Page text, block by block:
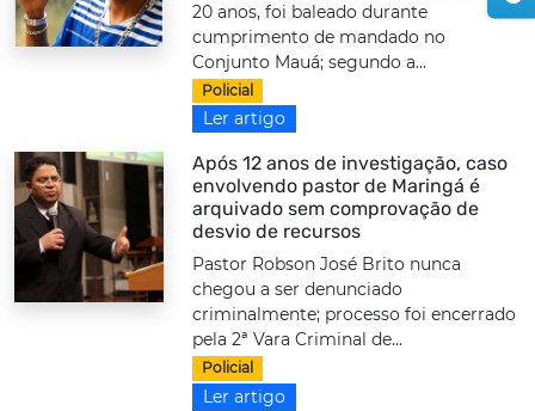
20 anos, foi baleado durante
cumprimento de mandado no
Conjunto Mauá; segundo a...
Policial
Ler artigo
Após 12 anos de investigação, caso
envolvendo pastor de Maringá é
arquivado sem comprovação de
desvio de recursos
Pastor Robson José Brito nunca
chegou a ser denunciado
criminalmente; processo foi encerrado
pela 2ª Vara Criminal de...
Policial
Ler artigo